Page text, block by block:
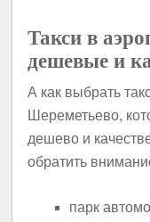
Такси в
дешевые и
А как выбрать
Шереметьево,
дешево и
обратить
парк